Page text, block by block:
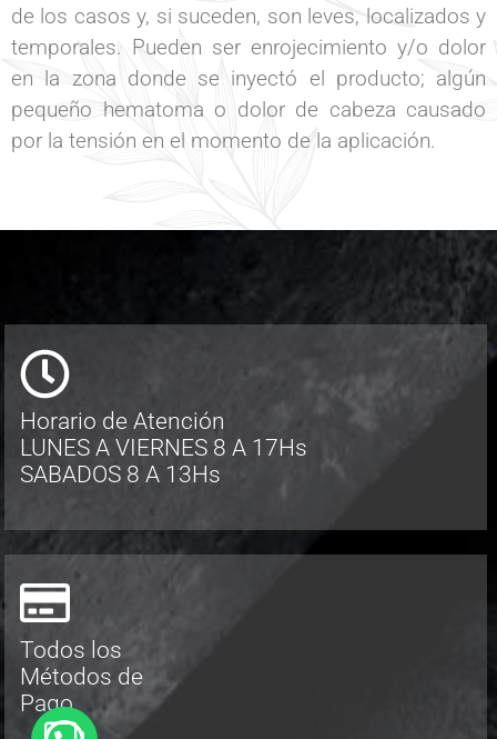
de los casos y, si suceden, son leves, localizados y
temporales. Pueden ser enrojecimiento y/o dolor
en la zona donde se inyectó el producto; algún
pequeño hematoma o dolor de cabeza causado
por la tensión en el momento de la aplicación.
Horario de Atención
LUNES A VIERNES 8 A 17Hs
SABADOS 8 A 13Hs
Todos los
Métodos de
Pago